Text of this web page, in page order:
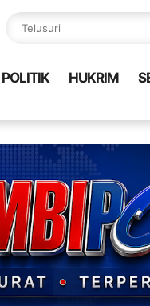
POLITIK HUKRIM